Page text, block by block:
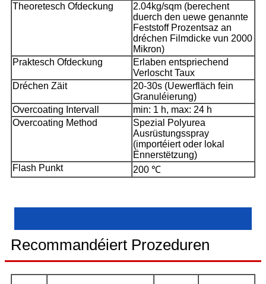
Theoretesch Ofdeckung
2.04kg/sqm (berechent
duerch den uewe genannte
Feststoff Prozentsaz an
dréchen Filmdicke vun 2000
Mikron)
Praktesch Ofdeckung
Erlaben entspriechend
Verloscht Taux
Dréchen Zäit
20-30s (Uewerfläch fein
Granuléierung)
Overcoating Intervall
min: 1 h, max: 24 h
Overcoating Method
Spezial Polyurea
Ausrüstungsspray
(importéiert oder lokal
Ënnerstëtzung)
Flash Punkt
200 ℃
Recommandéiert Prozeduren